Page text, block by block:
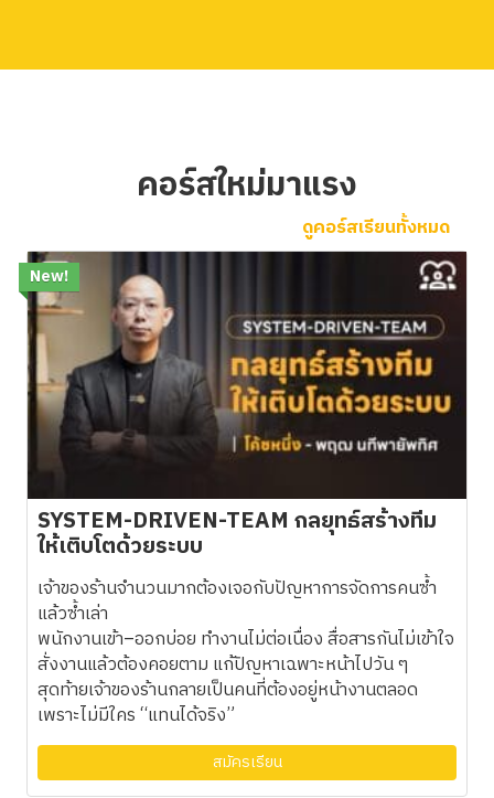
คอร์สใหม่มาแรง
ดูคอร์สเรียนทั้งหมด
New!
SYSTEM-DRIVEN-TEAM กลยุทธ์สร้างทีม
ให้เติบโตด้วยระบบ
เจ้าของร้านจำนวนมากต้องเจอกับปัญหาการจัดการคนซ้ำ
แล้วซ้ำเล่า
พนักงานเข้า–ออกบ่อย ทำงานไม่ต่อเนื่อง สื่อสารกันไม่เข้าใจ
สั่งงานแล้วต้องคอยตาม แก้ปัญหาเฉพาะหน้าไปวัน ๆ
สุดท้ายเจ้าของร้านกลายเป็นคนที่ต้องอยู่หน้างานตลอด
สมัครเรียน